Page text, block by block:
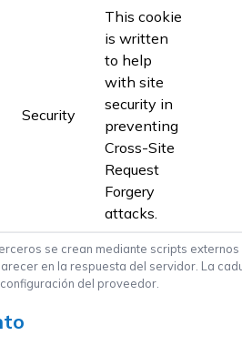
Security
This cookie
is written
to help
with site
security in
preventing
Cross-Site
Request
Forgery
attacks.
se crean mediante scripts externos
en la respuesta del servidor. La
del proveedor.